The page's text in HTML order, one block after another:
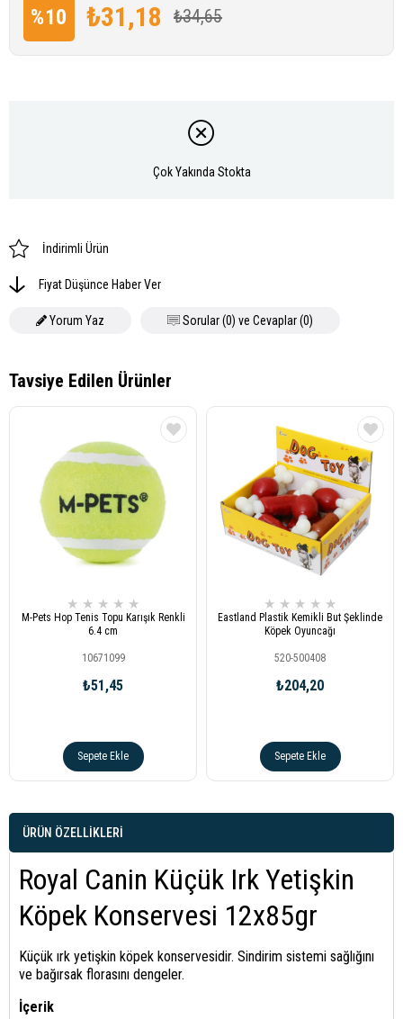
%10
₺34,65
₺31,18
Çok Yakında Stokta
İndirimli Ürün
Fiyat Düşünce Haber Ver
Yorum Yaz Sorular (0) ve Cevaplar (0)
★ ★ ★ ★ ★
M-Pets Hop Tenis Topu Karışık Renkli
6.4 cm
10671099
₺51,45
Sepete Ekle
★ ★ ★ ★ ★
Eastland Plastik Kemikli But Şeklinde
Köpek Oyuncağı
520-500408
₺204,20
Sepete Ekle
ÜRÜN ÖZELLIKLERI
Royal Canin Küçük Irk Yetişkin
Köpek Konservesi 12x85gr
Küçük ırk yetişkin köpek konservesidir. Sindirim sistemi sağlığını
ve bağırsak florasını dengeler.
İçerik